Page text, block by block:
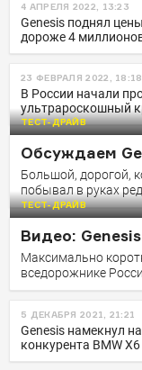
4 АПРЕЛЯ 2022, 13:23
Genesis поднял
дороже 4
23 ФЕВРАЛЯ 2022, 18:18
В России начали
ультрароскошный
ТЕСТ-ДРАЙВ
Обсуждаем
Большой, дорогой,
побывал в руках
ТЕСТ-ДРАЙВ
Видео:
Максимально
вседорожнике
5 ДЕКАБРЯ 2021, 21:21
Genesis намекнул
конкурента BMW X6